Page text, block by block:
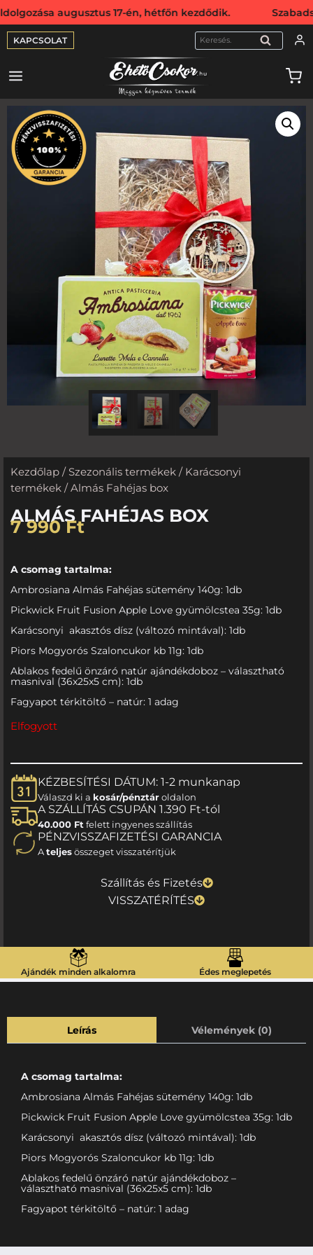
17-én, hétfőn kezdődik. Szabadság
KAPCSOLAT KERESÉS
Kezdőlap / Szezonális termékek / Karácsonyi
termékek / Almás Fahéjas box
ALMÁS FAHÉJAS BOX
7 990Ft
A csomag tartalma:
Ambrosiana Almás Fahéjas sütemény 140g: 1db
Pickwick Fruit Fusion Apple Love gyümölcstea 35g: 1db
Karácsonyi akasztós dísz (változó mintával): 1db
Piors Mogyorós Szaloncukor kb 11g: 1db
Ablakos fedelű önzáró natúr ajándékdoboz – választható
masnival (36x25x5 cm): 1db
Fagyapot térkitöltő – natúr: 1 adag
Elfogyott
KÉZBESÍTÉSI DÁTUM: 1-2 munkanap
Válaszd ki a kosár/pénztároldalon
A SZÁLLÍTÁS CSUPÁN 1.390 Ft-tól
40.000 Ft felett ingyenes szállítás
PÉNZVISSZAFIZETÉSI GARANCIA
Ateljesösszeget visszatérítjük
Szállítás és Fizetés
VISSZATÉRÍTÉS
Ajándék minden alkalomra Édes meglepetés
Leírás Vélemények (0)
A csomag tartalma:
Ambrosiana Almás Fahéjas sütemény 140g: 1db
Pickwick Fruit Fusion Apple Love gyümölcstea 35g: 1db
Karácsonyi akasztós dísz (változó mintával): 1db
Piors Mogyorós Szaloncukor kb 11g: 1db
Ablakos fedelű önzáró natúr ajándékdoboz –
választható masnival (36x25x5 cm): 1db
Fagyapot térkitöltő – natúr: 1 adag